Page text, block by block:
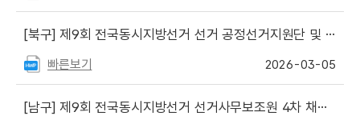
[북구] 제9회 전국동시지방선거 선거 공정선거지원단 및 정치자금 회계안내요원 모집 재공고(접수기간 연장 및 심사 일정 변경)
빠른보기 2026-03-05
[남구] 제9회 전국동시지방선거 선거사무보조원 4차 채용 서류전형 합격자 공고 및 면접심사 안내(@남구선거관리위원회)